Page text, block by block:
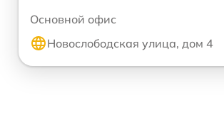
Основной офис
Новослободская улица, дом 4